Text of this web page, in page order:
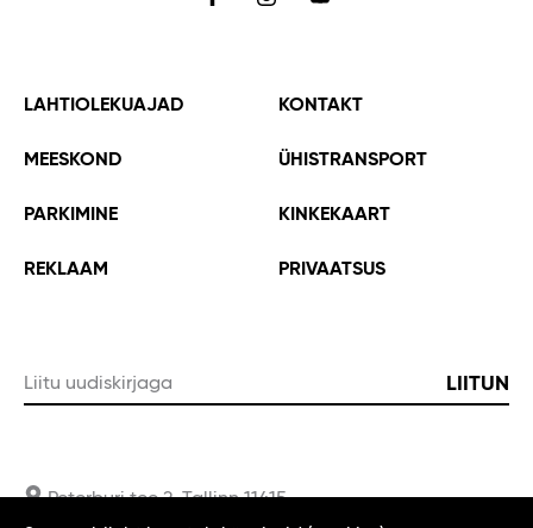
FACEBOOKINSTAGRAM
LAHTIOLEKUAJAD KONTAKT
MEESKOND ÜHISTRANSPORT
PARKIMINE KINKEKAART
REKLAAM PRIVAATSUS
Liitu uudiskirjaga
Palun sisestage korrektne email
LIITUN
Peterburi tee 2, Tallinn 11415